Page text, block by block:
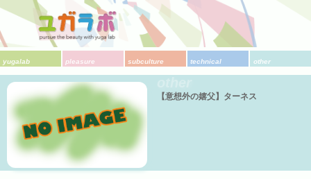
yugalab pleasure subculture technical other
【意想外の嬉父】ターネス